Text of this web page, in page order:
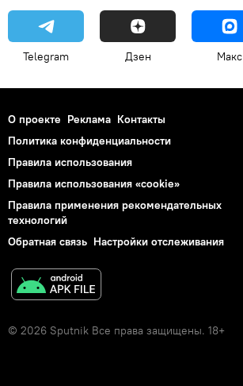
Telegram Дзен Макс
О проекте Реклама Контакты
Политика конфиденциальности
Правила использования
Правила использования «cookie»
Правила применения рекомендательных
технологий
Обратная связь Настройки отслеживания
© 2026 Sputnik Все права защищены. 18+